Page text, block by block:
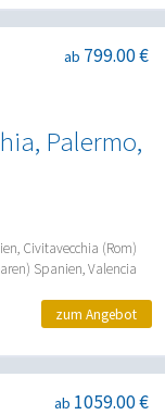
Palermo,
ab 799.00 €
Civitavecchia (Rom)
Spanien, Valencia
zum Angebot
ab 1059.00 €